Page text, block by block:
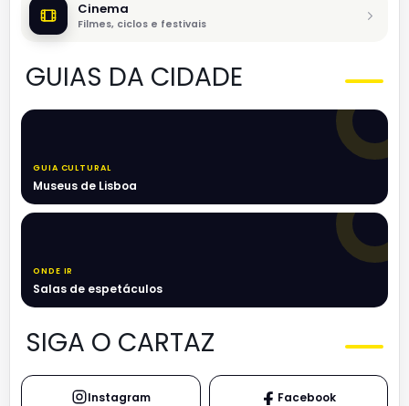
Cinema
Filmes, ciclos e festivais
GUIAS DA CIDADE
GUIA CULTURAL
Museus de Lisboa
ONDE IR
Salas de espetáculos
SIGA O CARTAZ
Instagram Facebook